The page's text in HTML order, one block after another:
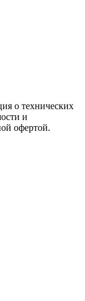
о технических
и
офертой.